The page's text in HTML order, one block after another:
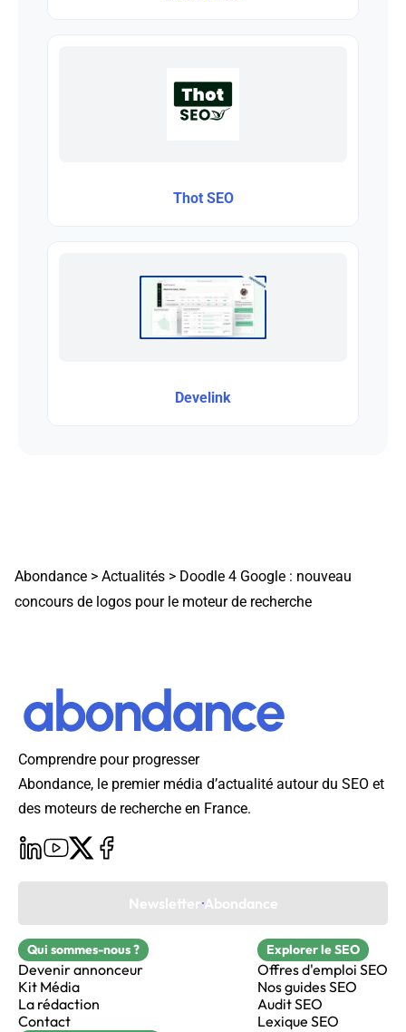
Thot SEO
Develink
Abondance > Actualités > Doodle 4 Google : nouveau
concours de logos pour le moteur de recherche
Comprendre pour progresser
Abondance, le premier média d’actualité autour du SEO et
des moteurs de recherche en France.
Newsletter Abondance
Qui sommes-nous ?
Devenir annonceur
Kit Média
La rédaction
Contact
Explorer le SEO
Offres d'emploi SEO
Nos guides SEO
Audit SEO
Lexique SEO